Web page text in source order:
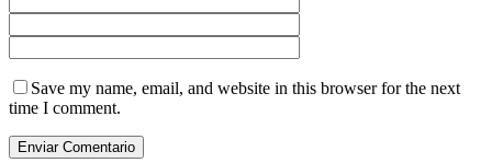
Save my name, email, and website in this browser for the next
time I comment.